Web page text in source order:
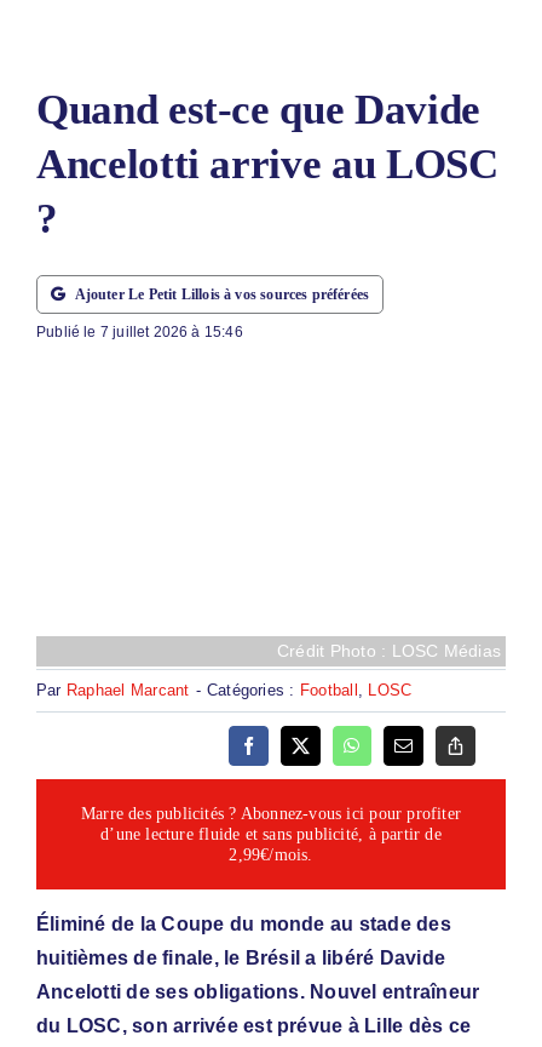
NOUS
Quand est-ce que Davide
Ancelotti arrive au LOSC
?
Ajouter Le Petit Lillois à vos sources préférées
Publié le 7 juillet 2026 à 15:46
Crédit Photo : LOSC Médias
Par Raphael Marcant - Catégories : Football , LOSC
Marre des publicités ? Abonnez-vous ici pour profiter
d’une lecture fluide et sans publicité, à partir de
2,99€/mois.
Éliminé de la Coupe du monde au stade des
huitièmes de finale, le Brésil a libéré Davide
Ancelotti de ses obligations. Nouvel entraîneur
du LOSC, son arrivée est prévue à Lille dès ce